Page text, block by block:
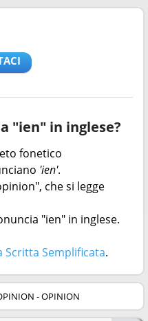
"ien" in inglese?
fonetico
'ien'.
che si legge
"ien" in inglese.
Scritta Semplificata.
- OPINION